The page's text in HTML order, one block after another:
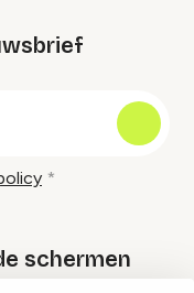
schermen